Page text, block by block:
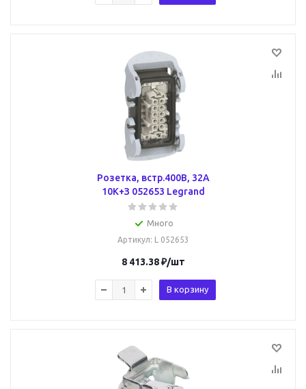
Розетка, встр.400В, 32А
10К+З 052653 Legrand
Много
Артикул: L 052653
8 413.38₽/шт
В корзину